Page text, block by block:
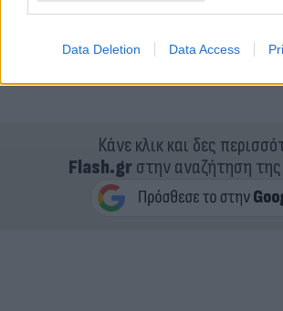
Data Deletion Data Access
Κάνε κλικ και δες
Flash.grστην αναζήτηση της